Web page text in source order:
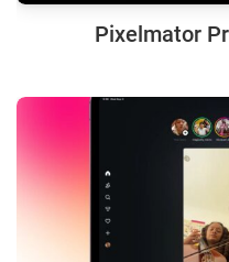
Pixelmator